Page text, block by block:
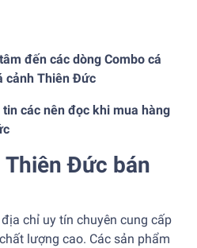
đến các dòng Combo cá
cảnh Thiên Đức
các nên đọc khi mua hàng
Thiên Đức bán
chỉ uy tín chuyên cung cấp
lượng cao. Các sản phẩm